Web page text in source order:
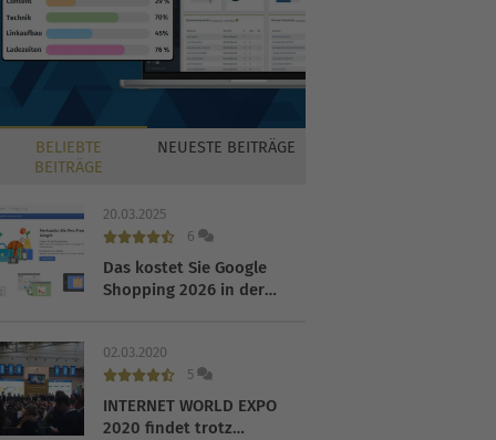
BELIEBTE
BEITRÄGE
NEUESTE BEITRÄGE
20.03.2025
6
Das kostet Sie Google
Shopping 2026 in der
02.03.2020
5
INTERNET WORLD EXPO
2020 findet trotz